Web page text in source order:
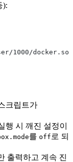
):
1000/
크립트가
행 시 깨진 설정이
를 off 로 되
출력하고 계속 진